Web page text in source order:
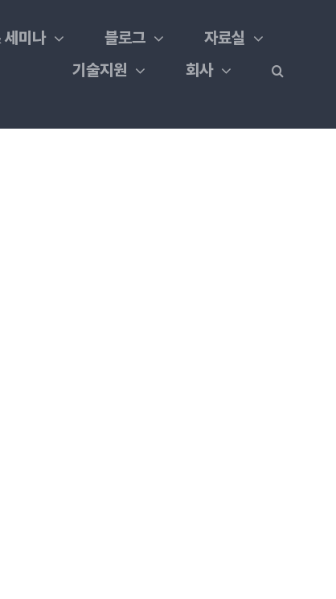
세미나 블로그
자료실
기술지원
회사